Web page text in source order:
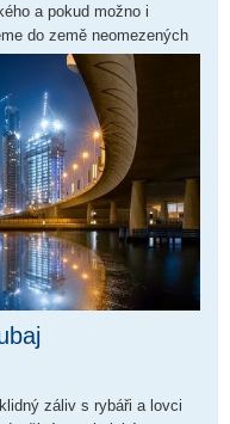
a pokud možno i
do země neomezených
stejnojmenného hlavního
záliv s rybáři a lovci